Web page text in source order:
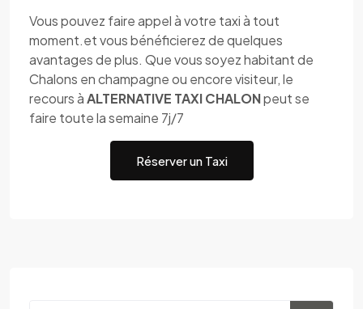
Vous pouvez faire appel à votre taxi à tout
moment.et vous bénéficierez de quelques
avantages de plus. Que vous soyez habitant de
Chalons en champagne ou encore visiteur, le
recours àALTERNATIVE TAXI CHALONpeut se
faire toute la semaine 7j/7
Réserver un Taxi